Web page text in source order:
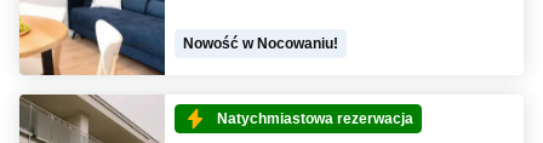
Nowość w Nocowaniu!
Natychmiastowa rezerwacja